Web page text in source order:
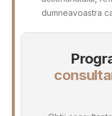
dumneavoastra